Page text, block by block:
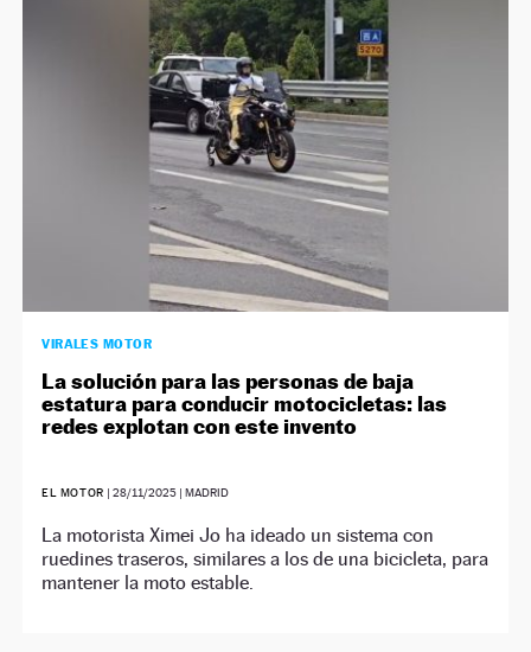
VIRALES MOTOR
La solución para las personas de baja
estatura para conducir motocicletas: las
redes explotan con este invento
EL MOTOR | 28/11/2025| MADRID
La motorista Ximei Jo ha ideado un sistema con
ruedines traseros, similares a los de una bicicleta, para
mantener la moto estable.